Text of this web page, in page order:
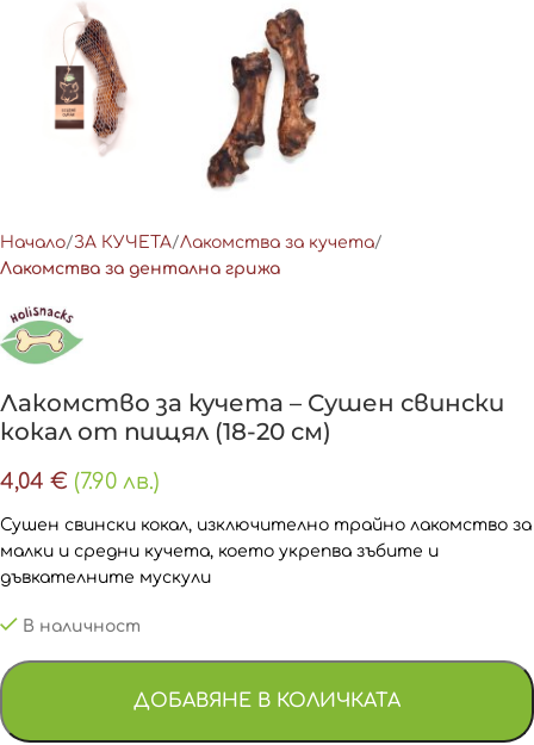
Начало ЗА КУЧЕТА Лакомства за кучета
Лакомства за дентална грижа
Лакомство за кучета – Сушен свински
кокал от пищял (18-20 см)
4,04 € (7.90 лв.)
Сушен свински кокал, изключително трайно лакомство за
малки и средни кучета, което укрепва зъбите и
дъвкателните мускули
В наличност
ДОБАВЯНЕ В КОЛИЧКАТА